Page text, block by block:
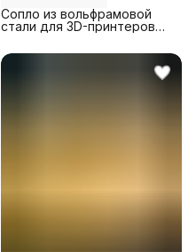
Сопло из вольфрамовой
стали для 3D-принтеров
/ 3 V2, 0.2 (1 шт.)